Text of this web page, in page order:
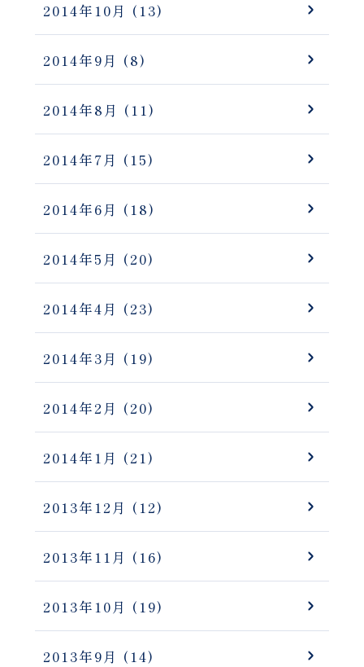
2014年10月 (13)
2014年9月 (8)
2014年8月 (11)
2014年7月 (15)
2014年6月 (18)
2014年5月 (20)
2014年4月 (23)
2014年3月 (19)
2014年2月 (20)
2014年1月 (21)
2013年12月 (12)
2013年11月 (16)
2013年10月 (19)
2013年9月 (14)